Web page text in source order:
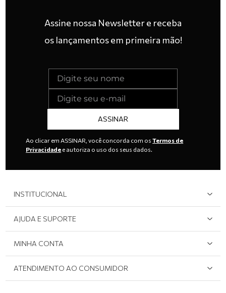
Assine nossa Newsletter e receba
os lançamentos em primeira mão!
ASSINAR
Ao clicar em ASSINAR, você concorda com osTermos de
Privacidade e autoriza o uso dos seus dados.
INSTITUCIONAL
Área do Lojista
AJUDA E SUPORTE
Políticas de Privacidade
MINHA CONTA
Meus pedidos
ATENDIMENTO AO CONSUMIDOR